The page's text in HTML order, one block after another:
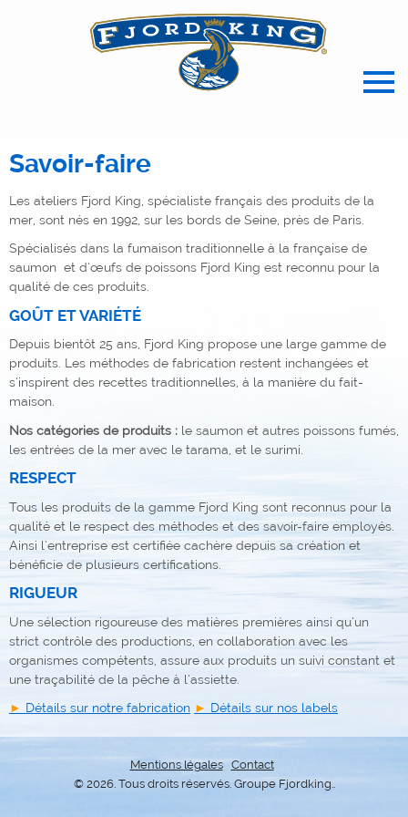
Savoir-faire
Les ateliers Fjord King, spécialiste français des produits de la
mer, sont nés en 1992, sur les bords de Seine, près de Paris.
Spécialisés dans la fumaison traditionnelle à la française de
saumon et d’œufs de poissons Fjord King est reconnu pour la
qualité de ces produits.
GOÛT ET VARIÉTÉ
Depuis bientôt 25 ans, Fjord King propose une large gamme de
produits. Les méthodes de fabrication restent inchangées et
s’inspirent des recettes traditionnelles, à la manière du fait-
maison.
Nos catégories de produits : le saumon et autres poissons fumés,
les entrées de la mer avec le tarama, et le surimi.
RESPECT
Tous les produits de la gamme Fjord King sont reconnus pour la
qualité et le respect des méthodes et des savoir-faire employés.
Ainsi l’entreprise est certifiée cachère depuis sa création et
bénéficie de plusieurs certifications.
RIGUEUR
Une sélection rigoureuse des matières premières ainsi qu’un
strict contrôle des productions, en collaboration avec les
organismes compétents, assure aux produits un suivi constant et
une traçabilité de la pêche à l’assiette.
Détails sur notre fabrication
Détails sur nos labels
Mentions légales
Contact
© 2026. Tous droits réservés. Groupe Fjordking..